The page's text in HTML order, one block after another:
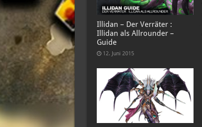
Illidan – Der Verräter :
Illidan als Allrounder –
Guide
12. Juni 2015